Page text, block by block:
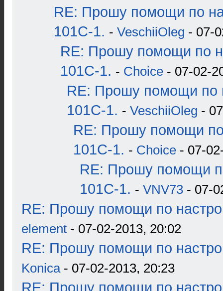
RE: Прошу помощи по
101С-1. - VeschiiOleg - 07-
RE: Прошу помощи по
101С-1. - Choice - 07-02-
RE: Прошу помощи по
101С-1. - VeschiiOleg -
RE: Прошу помощи
101С-1. - Choice - 07-
RE: Прошу помощи
101С-1. - VNV73 - 07-
RE: Прошу помощи по
element - 07-02-2013, 20:02
RE: Прошу помощи по
Konica- 07-02-2013, 20:23
RE: Прошу помощи по